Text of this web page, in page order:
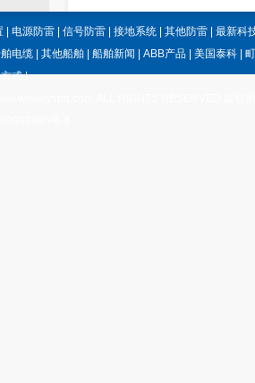
电源防雷 信号防雷 接地系统 其他防雷
最新科
电缆 其他船舶 船舶新闻 ABB产品 美国泰科
式|